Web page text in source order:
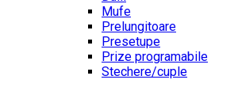
Mufe
Prelungitoare
Presetupe
Prize programabile
Stechere/cuple